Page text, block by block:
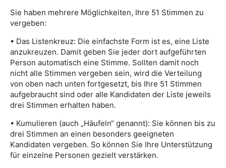
Sie haben mehrere Möglichkeiten, Ihre 51 Stimmen zu
vergeben:
• Das Listenkreuz: Die einfachste Form ist es, eine Liste
anzukreuzen. Damit geben Sie jeder dort aufgeführten
Person automatisch eine Stimme. Sollten damit noch
nicht alle Stimmen vergeben sein, wird die Verteilung
von oben nach unten fortgesetzt, bis Ihre 51 Stimmen
aufgebraucht sind oder alle Kandidaten der Liste jeweils
drei Stimmen erhalten haben.
• Kumulieren (auch „Häufeln“ genannt): Sie können bis zu
drei Stimmen an einen besonders geeigneten
Kandidaten vergeben. So können Sie Ihre Unterstützung
für einzelne Personen gezielt verstärken.